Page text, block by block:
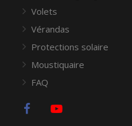
Volets
Vérandas
Protections solaire
Moustiquaire
FAQ